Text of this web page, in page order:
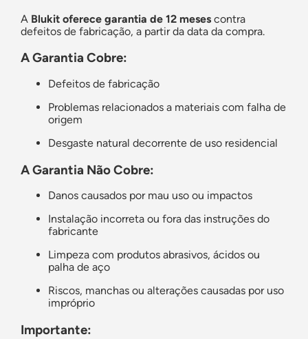
A Blukit oferece garantia de 12 meses contra
defeitos de fabricação, a partir da data da compra.
A Garantia Cobre:
Defeitos de fabricação
Problemas relacionados a materiais com falha de
origem
Desgaste natural decorrente de uso residencial
A Garantia Não Cobre:
Danos causados por mau uso ou impactos
Instalação incorreta ou fora das instruções do
fabricante
Limpeza com produtos abrasivos, ácidos ou
palha de aço
Riscos, manchas ou alterações causadas por uso
impróprio
Importante: